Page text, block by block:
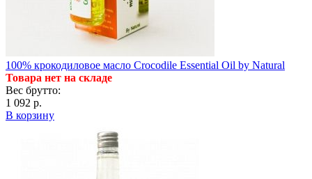
100% крокодиловое масло Crocodile Essential Oil by Natural
Товара нет на складе
Вес брутто:
1 092 р.
В корзину